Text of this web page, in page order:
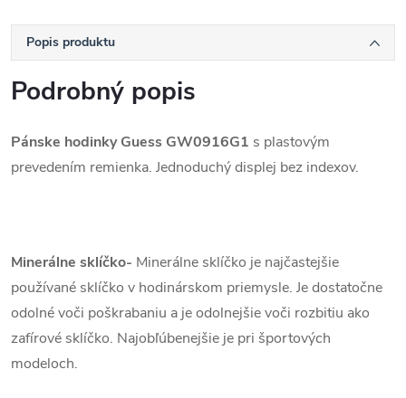
Popis produktu
Podrobný popis
Pánske hodinky Guess GW0916G1 s plastovým
prevedením remienka. Jednoduchý displej bez indexov.
Minerálne sklíčko- Minerálne sklíčko je najčastejšie
používané sklíčko v hodinárskom priemysle. Je dostatočne
odolné voči poškrabaniu a je odolnejšie voči rozbitiu ako
zafírové sklíčko. Najobľúbenejšie je pri športových
modeloch.